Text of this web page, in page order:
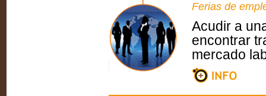
Ferias de
Acudir a
encontrar
mercado